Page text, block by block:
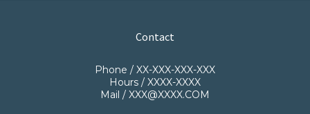
Contact
Phone / XX-XXX-XXX-XXX
Hours / XXXX-XXXX
Mail / XXX@XXXX.COM